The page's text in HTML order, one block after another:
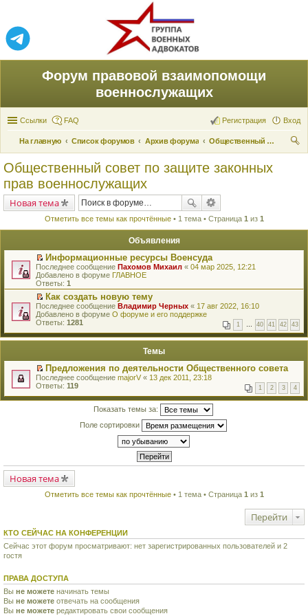
Форум правовой взаимопомощи
военнослужащих
Ссылки FAQ Вход
Регистрация
На главную Список форумов Архив форума
Общественный совет по защите законных прав военнослужащих
Общественный совет по защите законных
прав военнослужащих
Новая тема
Отметить все темы как прочтённые• 1 тема • Страница 1 из 1
Объявления
П
е
р
е
й
т
и
к
е
о
м
у
н
е
н
о
м
у
б
щ
е
Информационные ресурсы Военсуда
Последнее сообщение Пахомов Михаил « 04 мар 2025, 12:21
Добавлено в форуме ГЛАВНОЕ
Ответы: 1
П
е
р
й
к
п
е
р
в
о
ч
и
т
а
у
с
о
щ
е
н
и
ю
Как создать новую тему
Последнее сообщение Владимир Черных « 17 авг 2022, 16:10
Добавлено в форуме О форуме и его поддержке
Ответы: 1281 1 … 40 41 42 43
Темы
П
е
е
в
м
у
н
о
ч
и
н
о
м
у
Предложения по деятельности Общественного совета
Последнее сообщение majorV« 13 дек 2011, 23:18
Ответы: 119 1 2 3 4
Показать темы за:
Поле сортировки
Новая тема
Отметить все темы как прочтённые• 1 тема • Страница 1 из 1
Перейти
КТО СЕЙЧАС НА КОНФЕРЕНЦИИ
Сейчас этот форум просматривают: нет зарегистрированных пользователей и 2
гостя
ПРАВА ДОСТУПА
Вы не можете начинать темы
Вы не можете отвечать на сообщения
Вы не можете редактировать свои сообщения